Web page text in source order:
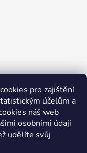
pro zajištění
účelům a
náš web
osobními údaji
udělíte svůj
Plzeň